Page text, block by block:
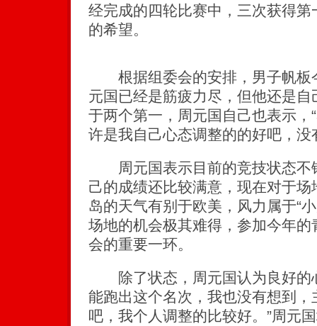
经完成的四轮比赛中，三次获得
的希望。
根据组委会的安排，男子帆板
元国已经是筋疲力尽，但他还是
于两个第一，周元国自己也表示，
许是我自己心态调整的的好吧，没
周元国表示目前的竞技状态不
己的成绩还比较满意，现在对于场
岛的天气有别于欧美，风力属于“
场地的机会极其难得，参加今年
会的重要一环。
除了状态，周元国认为良好的
能跑出这个名次，我也没有想到
吧，我个人调整的比较好。”周元